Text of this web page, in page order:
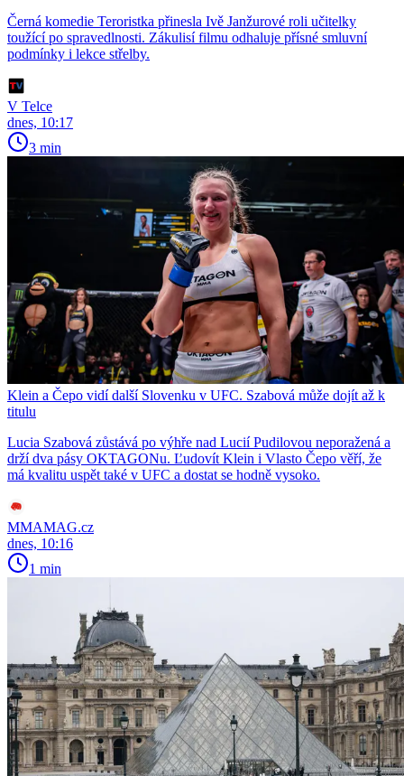
Černá komedie Teroristka přinesla Ivě Janžurové roli učitelky
toužící po spravedlnosti. Zákulisí filmu odhaluje přísné smluvní
podmínky i lekce střelby.
V Telce
dnes, 10:17
3 min
Klein a Čepo vidí další Slovenku v UFC. Szabová může dojít až k
titulu
Lucia Szabová zůstává po výhře nad Lucií Pudilovou neporažená a
drží dva pásy OKTAGONu. Ľudovít Klein i Vlasto Čepo věří, že
má kvalitu uspět také v UFC a dostat se hodně vysoko.
MMAMAG.cz
dnes, 10:16
1 min